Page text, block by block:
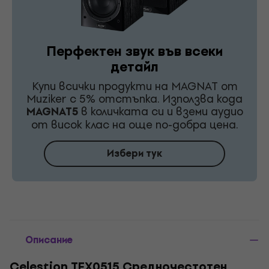
Перфектен звук във всеки
детайл
Купи всички продукти на MAGNAT от
Muziker с 5% отстъпка. Използва кода
MAGNAT5в количката си и вземи аудио
от висок клас на още по-добра цена.
Избери тук
Описание